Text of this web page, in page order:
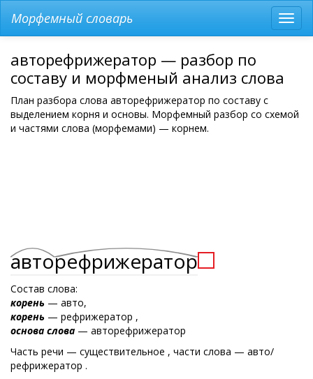
меню
Морфемный словарь
авторефрижератор — разбор по
составу и морфменый анализ слова
План разбора слова авторефрижератор по составу с
выделением корня и основы. Морфемный разбор со схемой
и частями слова (морфемами) — корнем.
авторефрижератор
Состав слова:
корень — авто,
корень — рефрижератор ,
основа слова — авторефрижератор
Часть речи — существительное , части слова — авто/
рефрижератор .